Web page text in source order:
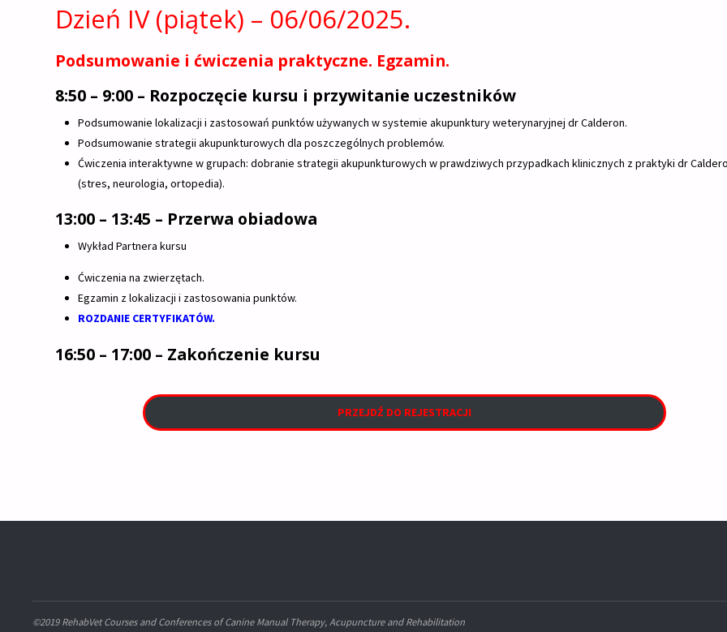
Dzień IV (piątek) – 06/06/2025.
Podsumowanie i ćwiczenia praktyczne. Egzamin.
8:50 – 9:00 – Rozpoczęcie kursu i przywitanie uczestników
Podsumowanie lokalizacji i zastosowań punktów używanych w systemie akupunktury weterynaryjnej dr Calderon.
Podsumowanie strategii akupunkturowych dla poszczególnych problemów.
Ćwiczenia interaktywne w grupach: dobranie strategii akupunkturowych w prawdziwych przypadkach klinicznych z praktyki dr
(stres, neurologia, ortopedia).
13:00 – 13:45 – Przerwa obiadowa
Wykład Partnera kursu
Ćwiczenia na zwierzętach.
Egzamin z lokalizacji i zastosowania punktów.
ROZDANIE CERTYFIKATÓW.
16:50 – 17:00 – Zakończenie kursu
PRZEJDŹ DO REJESTRACJI
©2019 RehabVet Courses and Conferences of Canine Manual Therapy, Acupuncture and Rehabilitation